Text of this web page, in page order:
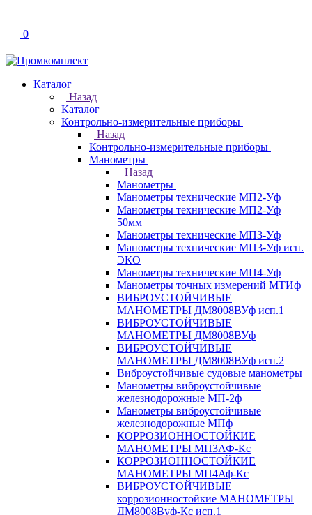
0
Каталог
Назад
Каталог
Контрольно-измерительные приборы
Назад
Контрольно-измерительные приборы
Манометры
Назад
Манометры
Манометры технические МП2-Уф
Манометры технические МП2-Уф
50мм
Манометры технические МП3-Уф
Манометры технические МП3-Уф исп.
ЭКО
Манометры технические МП4-Уф
Манометры точных измерений МТИф
ВИБРОУСТОЙЧИВЫЕ
МАНОМЕТРЫ ДМ8008ВУф исп.1
ВИБРОУСТОЙЧИВЫЕ
МАНОМЕТРЫ ДМ8008ВУф
ВИБРОУСТОЙЧИВЫЕ
МАНОМЕТРЫ ДМ8008ВУф исп.2
Виброустойчивые судовые манометры
Манометры виброустойчивые
железнодорожные МП-2ф
Манометры виброустойчивые
железнодорожные МПф
КОРРОЗИОННОСТОЙКИЕ
МАНОМЕТРЫ МП3АФ-Кс
КОРРОЗИОННОСТОЙКИЕ
МАНОМЕТРЫ МП4Аф-Кс
ВИБРОУСТОЙЧИВЫЕ
коррозионностойкие МАНОМЕТРЫ
ДМ8008Вуф-Кс исп.1